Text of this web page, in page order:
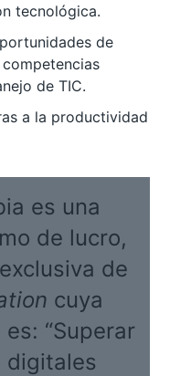
tecnológica.
de
de TIC.
a la productividad
es una
de lucro,
de
cuya
“Superar
digitales